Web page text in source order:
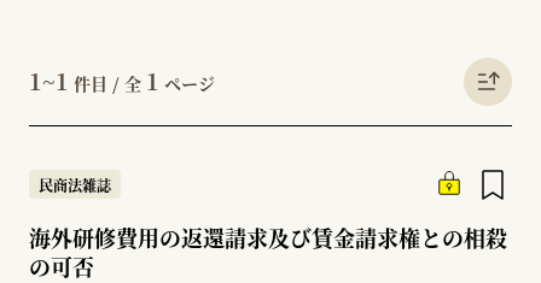
1~1 件目 / 全 1 ページ
民商法雑誌
海外研修費用の返還請求及び賃金請求権との相殺
の可否